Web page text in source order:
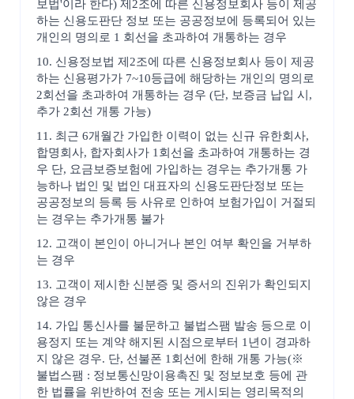
보법'이라 한다) 제2조에 따른 신용정보회사 등이 제공
하는 신용도판단 정보 또는 공공정보에 등록되어 있는
개인의 명의로 1 회선을 초과하여 개통하는 경우
10. 신용정보법 제2조에 따른 신용정보회사 등이 제공
하는 신용평가가 7~10등급에 해당하는 개인의 명의로
2회선을 초과하여 개통하는 경우 (단, 보증금 납입 시,
추가 2회선 개통 가능)
11. 최근 6개월간 가입한 이력이 없는 신규 유한회사,
합명회사, 합자회사가 1회선을 초과하여 개통하는 경
우 단, 요금보증보험에 가입하는 경우는 추가개통 가
능하나 법인 및 법인 대표자의 신용도판단정보 또는
공공정보의 등록 등 사유로 인하여 보험가입이 거절되
는 경우는 추가개통 불가
12. 고객이 본인이 아니거나 본인 여부 확인을 거부하
는 경우
13. 고객이 제시한 신분증 및 증서의 진위가 확인되지
않은 경우
14. 가입 통신사를 불문하고 불법스팸 발송 등으로 이
용정지 또는 계약 해지된 시점으로부터 1년이 경과하
지 않은 경우. 단, 선불폰 1회선에 한해 개통 가능(※
불법스팸 : 정보통신망이용촉진 및 정보보호 등에 관
한 법률을 위반하여 전송 또는 게시되는 영리목적의